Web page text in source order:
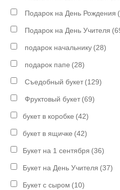
Подарок на День Рождения
Подарок на День Учителя
подарок начальнику (28)
подарок папе (28)
Съедобный букет (129)
Фруктовый букет (69)
букет в коробке (42)
букет в ящичке (42)
Букет на 1 сентября (36)
Букет на День Учителя (37)
Букет с сыром (10)